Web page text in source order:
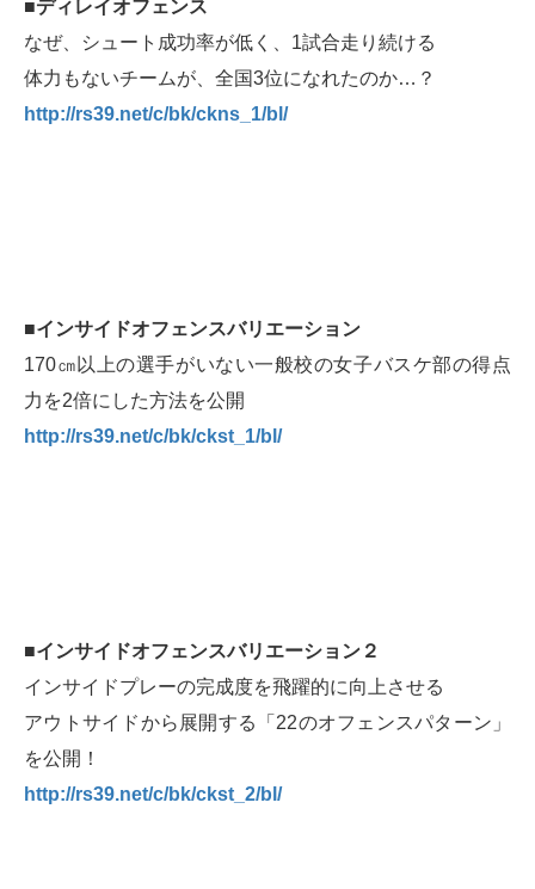
■ディレイオフェンス
なぜ、シュート成功率が低く、1試合走り続ける
体力もないチームが、全国3位になれたのか…？
http://rs39.net/c/bk/ckns_1/bl/
■インサイドオフェンスバリエーション
170㎝以上の選手がいない一般校の女子バスケ部の得点
力を2倍にした方法を公開
http://rs39.net/c/bk/ckst_1/bl/
■インサイドオフェンスバリエーション２
インサイドプレーの完成度を飛躍的に向上させる
アウトサイドから展開する「22のオフェンスパターン」
を公開！
http://rs39.net/c/bk/ckst_2/bl/